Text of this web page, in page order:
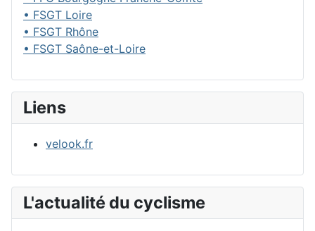
• FSGT Loire
• FSGT Rhône
• FSGT Saône-et-Loire
Liens
velook.fr
L'actualité du cyclisme